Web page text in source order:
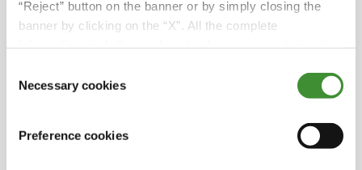
“Reject” button on the banner or by simply closing the
banner by clicking on the “X”. All the complete
Selection
Necessary cookies
Preference cookies
réaliser un Nose Wheelie ou cabrage
La préparation nécessaire pour battre ce record
Le rôle de BKT Tires pour établir ce record du
Ne manquez pas l'épisode complet, et divertissez-